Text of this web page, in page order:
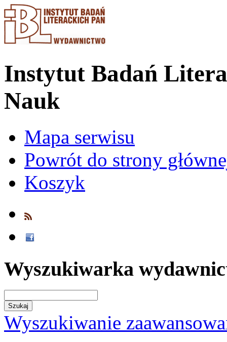
Instytut Badań
Nauk
Mapa serwisu
Powrót do strony
Koszyk
Wyszukiwarka
Wyszukiwanie